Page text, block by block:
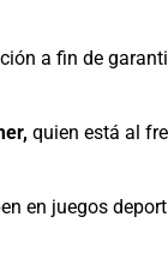
a fin de
quien está al
en juegos